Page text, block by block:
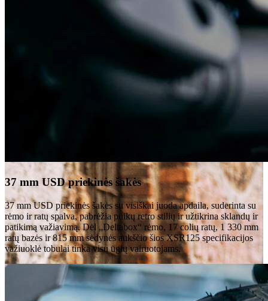
37 mm USD priekinės šakės
37 mm USD priekinės šakės su visiškai juoda apdaila, suderinta su
rėmo ir ratų spalva, pabrėžia puikų retro stilių ir užtikrina sklandų ir
patikimą važiavimą. Dėl „Deltabox“ rėmo, 17 colių ratų, 1 330 mm
ratų bazės ir 815 mm sėdynės aukščio šios XSR125 specifikacijos
važiuoklė tobulai tinka visų ūgių vairuotojams.